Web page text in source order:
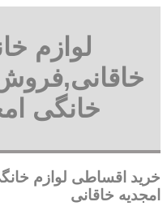
لوازم
خانگی
خرید اقساطی لوازم
امجدیه خاقانی